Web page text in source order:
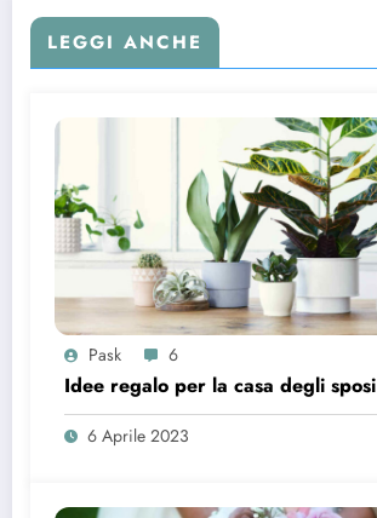
LEGGI ANCHE
Pask 6
Idee regalo per la casa degli sposi
6 Aprile 2023